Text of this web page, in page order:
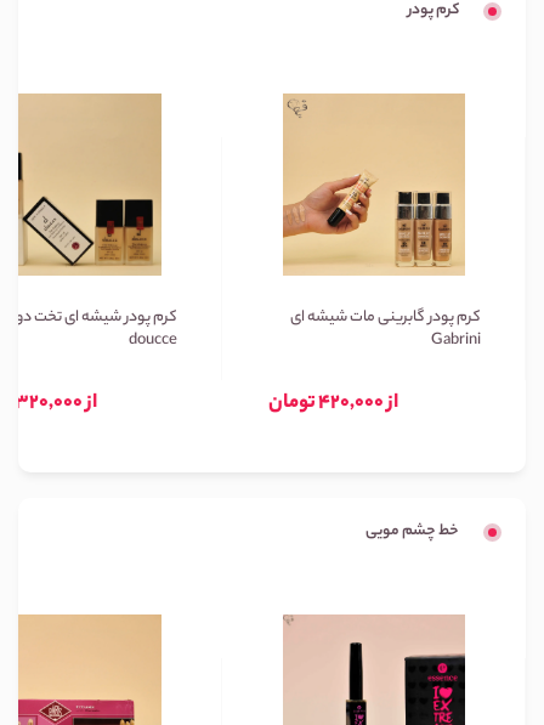
کرم پودر
کرم پودر گابرینی مات شیشه ای
Gabrini
از 420,000 تومان
کرم پودر شیشه ای تخت
doucce
از 320,000 تومان
خط چشم مویی